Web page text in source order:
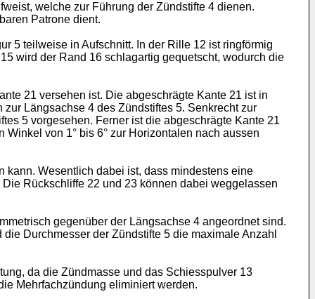
welche zur Führung der Zündstifte 4 dienen.
Patrone dient.
5 teilweise in Aufschnitt. In der Rille 12 ist ringförmig
wird der Rand 16 schlagartig gequetscht, wodurch die
21 versehen ist. Die abgeschrägte Kante 21 ist in
Längsachse 4 des Zündstiftes 5. Senkrecht zur
5 vorgesehen. Ferner ist die abgeschrägte Kante 21
von 1° bis 6° zur Horizontalen nach aussen
kann. Wesentlich dabei ist, dass mindestens eine
Rückschliffe 22 und 23 können dabei weggelassen
gegenüber der Längsachse 4 angeordnet sind.
Durchmesser der Zündstifte 5 die maximale Anzahl
da die Zündmasse und das Schiesspulver 13
Mehrfachzündung eliminiert werden.